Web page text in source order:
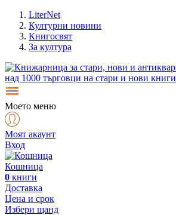
LiterNet
Културни новини
Книгосвят
За култура
над 1000 търговци на стари и нови книги
Моето меню
Моят акаунт
Вход
Кошница
0 книги
Доставка
Цена и срок
Избери щанд